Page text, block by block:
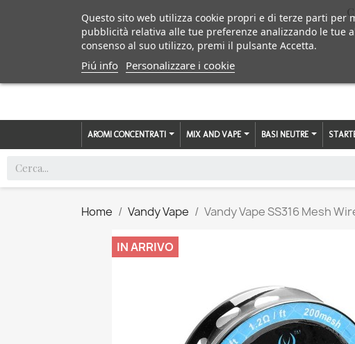
AROMI CONCENTRATI MIX AND VAPE BASI NEUTRE
Home Vandy Vape Vandy Vape SS316 Mesh
IN ARRIVO
Questo sito web utilizza cookie propri e di terze parti per
pubblicità relativa alle tue preferenze analizzando le tue
consenso al suo utilizzo, premi il pulsante Accetta.
Piú info Personalizzare i cookie